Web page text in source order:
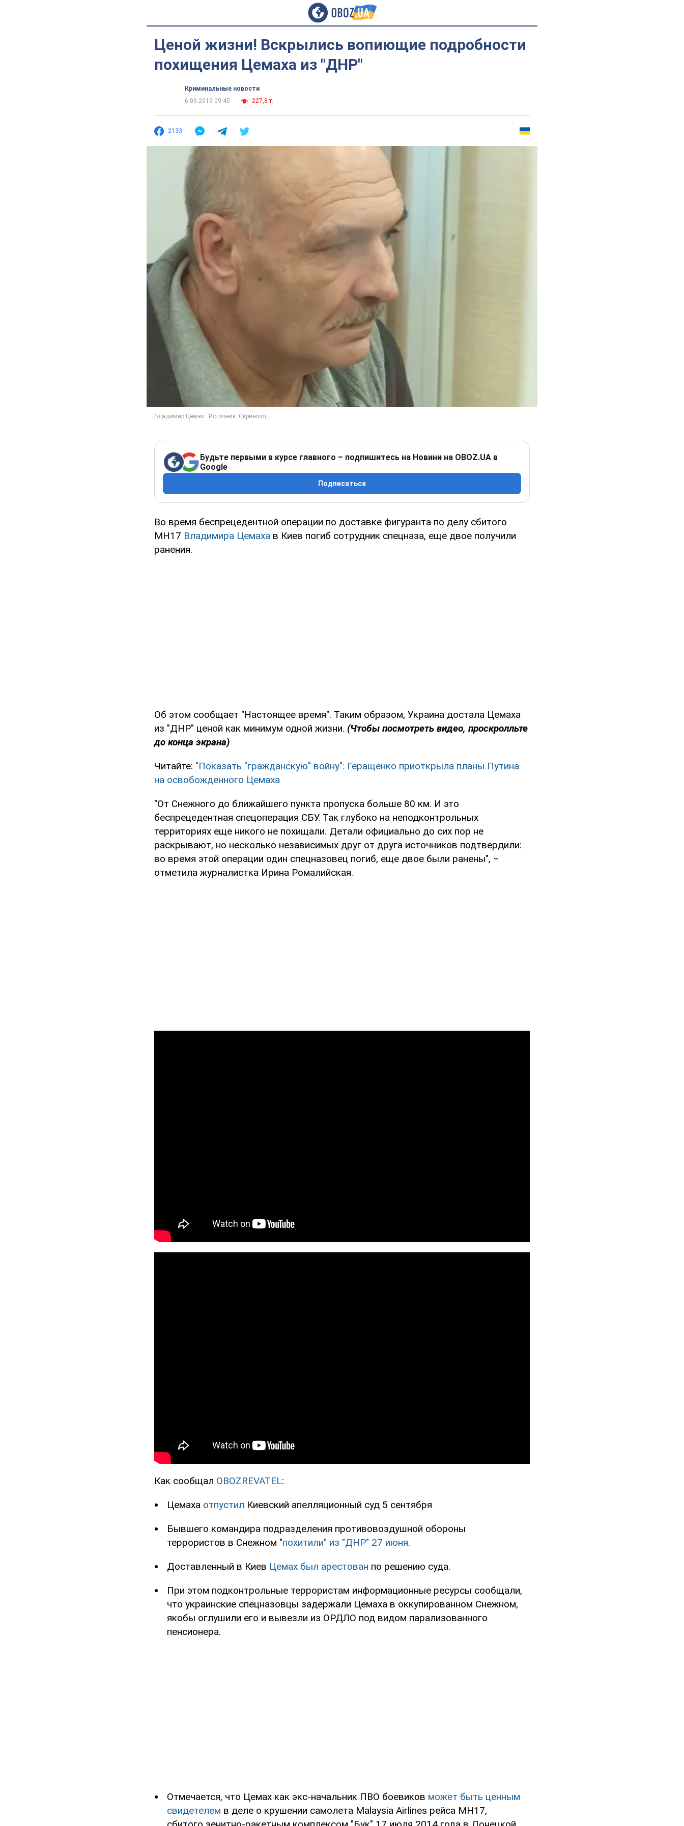
Ценой жизни! Вскрылись вопиющие подробности
похищения Цемаха из "ДНР"
Криминальные новости
6.09.2019 09:45
227,8 т.
2133
Будьте первыми в курсе главного – подпишитесь на Новини на OBOZ.UA в
Google
Подписаться
Во время беспрецедентной операции по доставке фигуранта по делу сбитого
MH17 Владимира Цемаха в Киев погиб сотрудник спецназа, еще двое получили
ранения.
Об этом сообщает "Настоящее время". Таким образом, Украина достала Цемаха
из "ДНР" ценой как минимум одной жизни. (Чтобы посмотреть видео, проскролльте
до конца экрана)
Читайте: "Показать "гражданскую" войну": Геращенко приоткрыла планы Путина
на освобожденного Цемаха
"От Снежного до ближайшего пункта пропуска больше 80 км. И это
беспрецедентная спецоперация СБУ. Так глубоко на неподконтрольных
территориях еще никого не похищали. Детали официально до сих пор не
раскрывают, но несколько независимых друг от друга источников подтвердили:
во время этой операции один спецназовец погиб, еще двое были ранены", –
отметила журналистка Ирина Ромалийская.
Как сообщал OBOZREVATEL:
Цемаха отпустил Киевский апелляционный суд 5 сентября
Бывшего командира подразделения противовоздушной обороны
террористов в Снежном "похитили" из "ДНР" 27 июня.
Доставленный в Киев Цемах был арестован по решению суда.
При этом подконтрольные террористам информационные ресурсы сообщали,
что украинские спецназовцы задержали Цемаха в оккупированном Снежном,
якобы оглушили его и вывезли из ОРДЛО под видом парализованного
пенсионера.
Отмечается, что Цемах как экс-начальник ПВО боевиков может быть ценным
свидетелем в деле о крушении самолета Malaysia Airlines рейса МН17,